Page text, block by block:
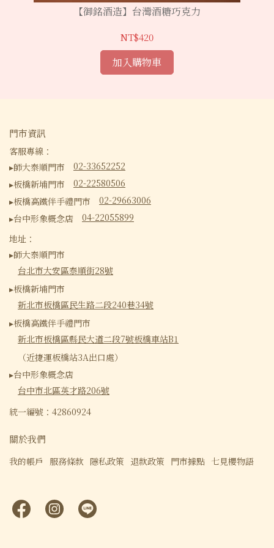
【御銘酒造】台灣酒糖巧克力
NT$420
加入購物車
門市資訊
客服專線：
▸師大泰順門市 02-33652252
▸板橋新埔門市 02-22580506
▸板橋高鐵伴手禮門市 02-29663006
▸台中形象概念店 04-22055899
地址：
▸師大泰順門市
台北市大安區泰順街28號
▸板橋新埔門市
新北市板橋區民生路二段240巷34號
▸板橋高鐵伴手禮門市
新北市板橋區縣民大道二段7號板橋車站B1
（近捷運板橋站3A出口處）
▸台中形象概念店
台中市北區英才路206號
統一編號：42860924
關於我們
我的帳戶 服務條款 隱私政策 退款政策 門市據點 七見櫻物語